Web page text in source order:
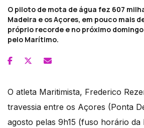
O piloto de mota de água fez 607
Madeira e os Açores, em pouco mais
próprio recorde e no próximo
pelo Marítimo.
O atleta Maritimista, Frederico
travessia entre os Açores (Ponta
agosto pelas 9h15 (fuso horário da